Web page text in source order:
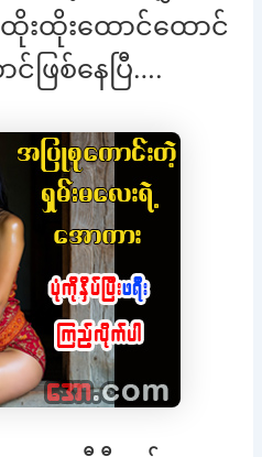
းထိုးထောင်ထောင်
ြစ်နေပြီ….